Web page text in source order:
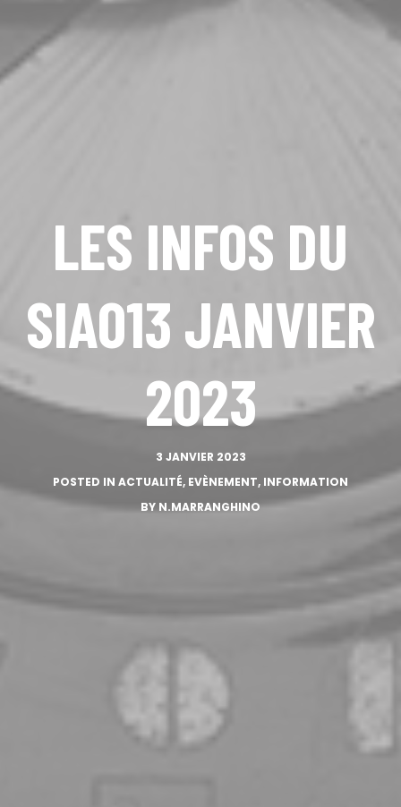
LES INFOS DU
SIAO13 JANVIER
2023
3 JANVIER 2023
POSTED IN ACTUALITÉ, EVÈNEMENT, INFORMATION
BY N.MARRANGHINO